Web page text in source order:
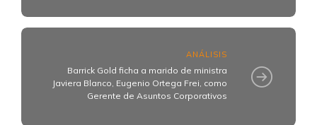
ANÁLISIS
Barrick Gold ficha a marido de ministra
Javiera Blanco, Eugenio Ortega Frei, como
Gerente de Asuntos Corporativos